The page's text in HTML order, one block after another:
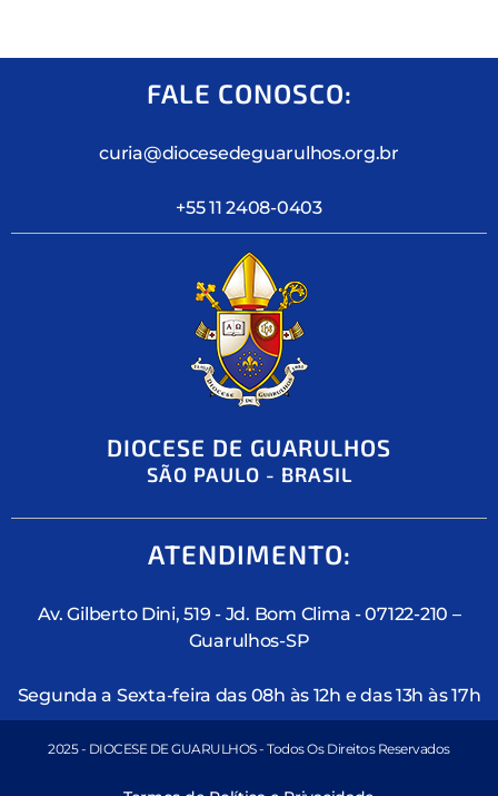
FALE CONOSCO:
curia@diocesedeguarulhos.org.br
+55 11 2408-0403
DIOCESE DE GUARULHOS
SÃO PAULO - BRASIL
ATENDIMENTO:
Av. Gilberto Dini, 519 - Jd. Bom Clima - 07122-210 –
Guarulhos-SP
Segunda a Sexta-feira das 08h às 12h e das 13h às 17h
2025 - DIOCESE DE GUARULHOS - Todos Os Direitos Reservados